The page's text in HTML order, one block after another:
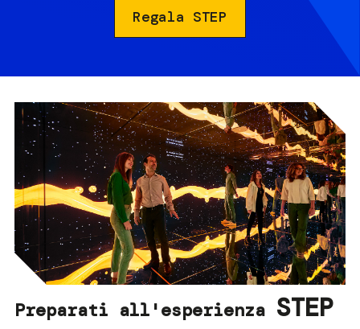
Regala STEP
Preparati all'esperienza STEP